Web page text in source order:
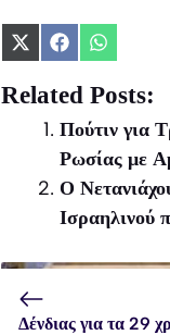
Share
X
(Twitter)
Share
Facebook
Share
Related Posts:
Πούτιν για
Ρωσίας με
Ο
Ισραηλινού
Δένδιας για τα 29